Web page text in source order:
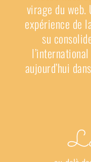
virage du web.
expérience de
su
aujourd’hui